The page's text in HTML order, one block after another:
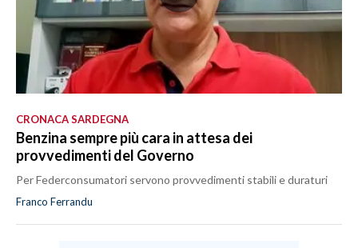
CRONACA SARDEGNA
Benzina sempre più cara in attesa dei
provvedimenti del Governo
Per Federconsumatori servono provvedimenti stabili e duraturi
Franco Ferrandu